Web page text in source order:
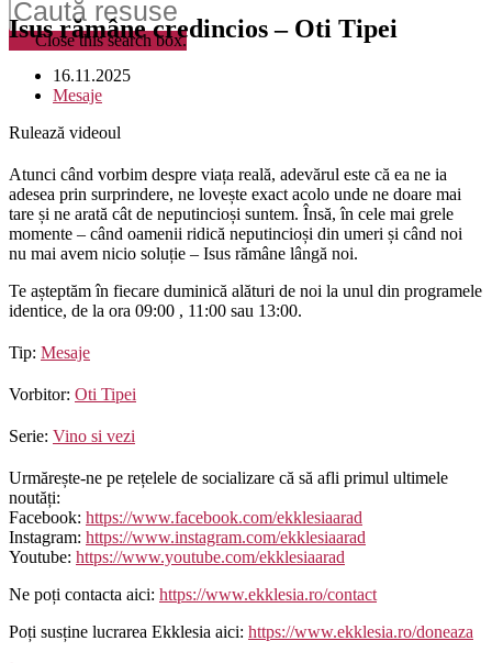
Close this search box.
Isus rămâne credincios – Oti Tipei
16.11.2025
Mesaje
Rulează videoul
Atunci când vorbim despre viața reală, adevărul este că ea ne ia
adesea prin surprindere, ne lovește exact acolo unde ne doare mai
tare și ne arată cât de neputincioși suntem. Însă, în cele mai grele
momente – când oamenii ridică neputincioși din umeri și când noi
nu mai avem nicio soluție – Isus rămâne lângă noi.
Te așteptăm în fiecare duminică alături de noi la unul din programele
identice, de la ora 09:00 , 11:00 sau 13:00.
Tip: Mesaje
Vorbitor: Oti Tipei
Serie: Vino si vezi
Urmărește-ne pe rețelele de socializare că să afli primul ultimele
noutăți:
Facebook: https://www.facebook.com/ekklesiaarad
Instagram: https://www.instagram.com/ekklesiaarad
Youtube: https://www.youtube.com/ekklesiaarad
Ne poți contacta aici: https://www.ekklesia.ro/contact
Poți susține lucrarea Ekklesia aici: https://www.ekklesia.ro/doneaza